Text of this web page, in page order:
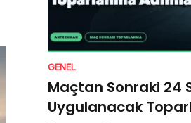
GENEL
Maçtan Sonraki 24
Uygulanacak